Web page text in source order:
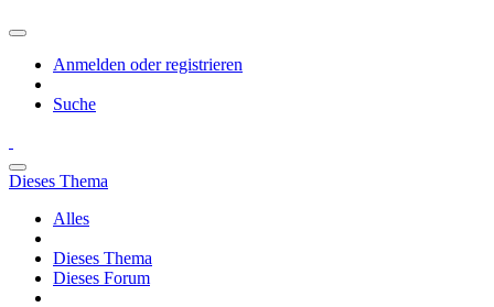
Anmelden oder registrieren
Suche
Dieses Thema
Alles
Dieses Thema
Dieses Forum